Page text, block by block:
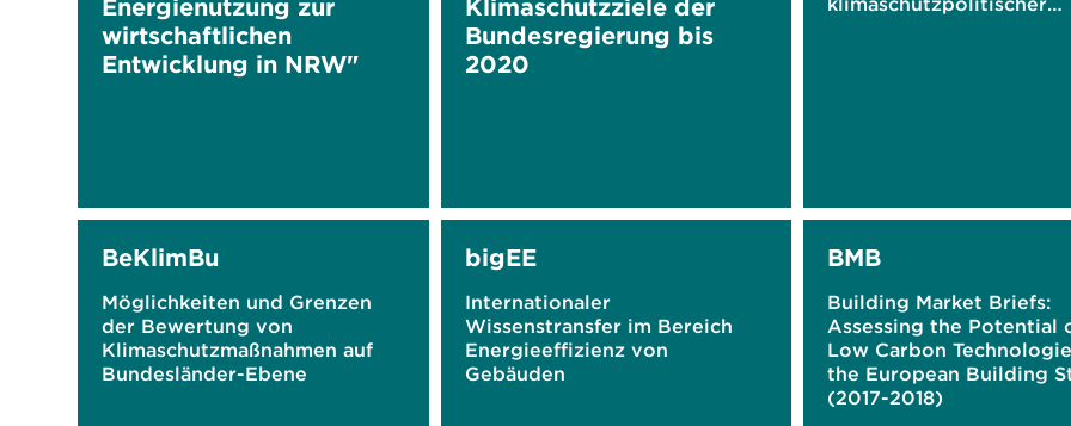
Energienutzung zur
wirtschaftlichen
Entwicklung in NRW"
Klimaschutzziele der
Bundesregierung bis
2020
BeKlimBu
Möglichkeiten und Grenzen
der Bewertung von
Klimaschutzmaßnahmen auf
Bundesländer-Ebene
bigEE
Internationaler
Wissenstransfer im Bereich
Energieeffizienz von
Gebäuden
BMB
Building Market Briefs:
Assessing the Potential
Low Carbon
the European Building
(2017-2018)